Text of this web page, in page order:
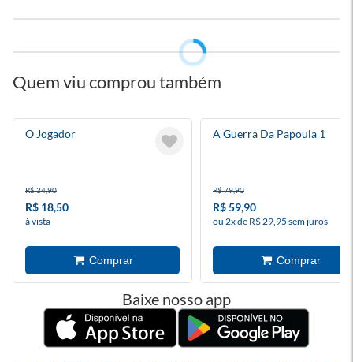
Quem viu comprou também
O Jogador
R$ 34,90
R$ 18,50
à vista
A Guerra Da Papoula 1
R$ 79,90
R$ 59,90
ou 2x de R$ 29,95 sem juros
Baixe nosso app